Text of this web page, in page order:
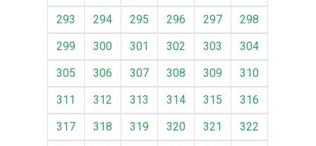
293
294 295 296 297
298
299
300 301 302 303
304
305
306 307 308 309
310
311
312 313 314 315
316
317
318 319 320 321
322